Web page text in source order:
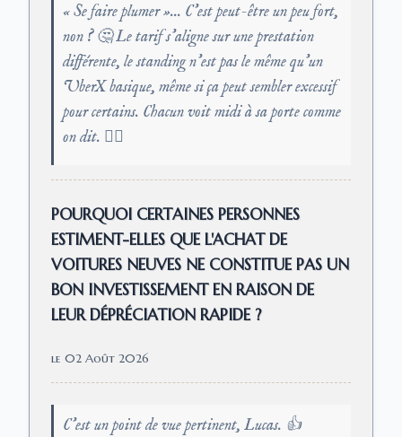
« Se faire plumer »... C'est peut-être un peu fort,
non ? 🤔 Le tarif s'aligne sur une prestation
différente, le standing n'est pas le même qu'un
UberX basique, même si ça peut sembler excessif
pour certains. Chacun voit midi à sa porte comme
on dit. 🤷‍♂️
POURQUOI CERTAINES PERSONNES
ESTIMENT-ELLES QUE L'ACHAT DE
VOITURES NEUVES NE CONSTITUE PAS UN
BON INVESTISSEMENT EN RAISON DE
LEUR DÉPRÉCIATION RAPIDE ?
le 02 Août 2026
C'est un point de vue pertinent, Lucas. 👍